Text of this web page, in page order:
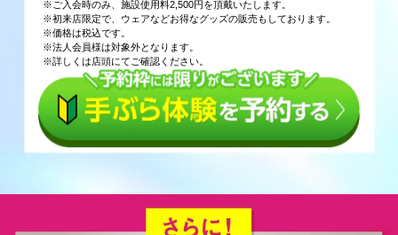
※ご入会時のみ、施設使用料2,500円を頂戴いたします。
※初来店限定で、ウェアなどお得なグッズの販売もしております。
※価格は税込です。
※法人会員様は対象外となります。
※詳しくは店頭にてご確認ください。